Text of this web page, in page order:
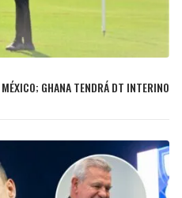
GHANA TENDRÁ DT INTERINO